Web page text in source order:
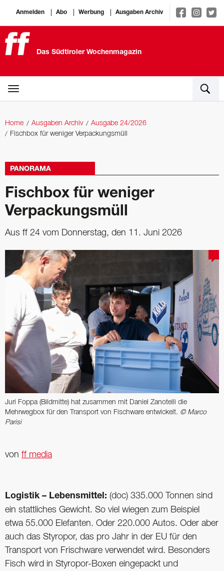
Anmelden Abo Werbung Ausgaben Archiv
Das Südtiroler Wochenmagazin
Home Ausgaben Archiv
Ausgabe 24/2026
Fischbox für weniger Verpackungsmüll
PANORAMA
Fischbox für weniger
Verpackungsmüll
Aus ff 24 vom Donnerstag, den 11. Juni 2026
Juri Foppa (Bildmitte) hat zusammen mit Daniel Zanotelli die
Mehrwegbox für den Transport von Fischware entwickelt. © Marco
Parisi
von ff media
Logistik – Lebensmittel: (doc) 335.000 Tonnen sind
ein stattliches Gewicht. So viel wiegen zum Beispiel
etwa 55.000 Elefanten. Oder 220.000 Autos. Oder aber
auch das Styropor, das pro Jahr in der EU für den
Transport von Frischware verwendet wird. Besonders
Fisch wird in Styropor-Boxen eingepackt und